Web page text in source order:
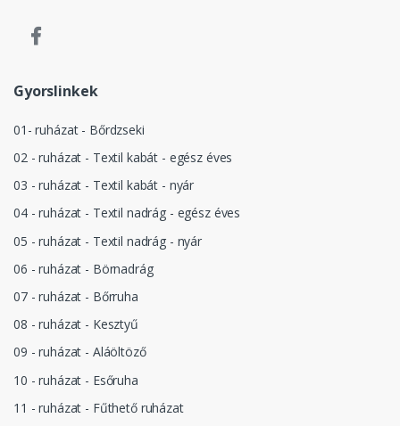
Gyorslinkek
01- ruházat - Bőrdzseki
02 - ruházat - Textil kabát - egész éves
03 - ruházat - Textil kabát - nyár
04 - ruházat - Textil nadrág - egész éves
05 - ruházat - Textil nadrág - nyár
06 - ruházat - Börnadrág
07 - ruházat - Bőrruha
08 - ruházat - Kesztyű
09 - ruházat - Aláöltöző
10 - ruházat - Esőruha
11 - ruházat - Fűthető ruházat